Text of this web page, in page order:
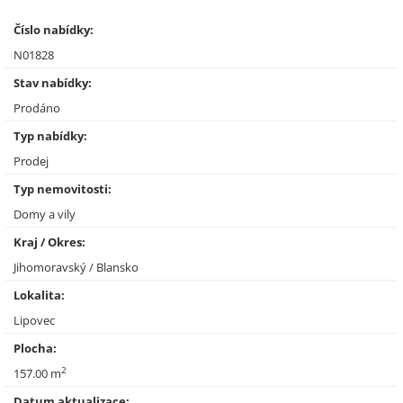
Číslo nabídky:
N01828
Stav nabídky:
Prodáno
Typ nabídky:
Prodej
Typ nemovitosti:
Domy a vily
Kraj / Okres:
Jihomoravský / Blansko
Lokalita:
Lipovec
Plocha:
157.00 m2